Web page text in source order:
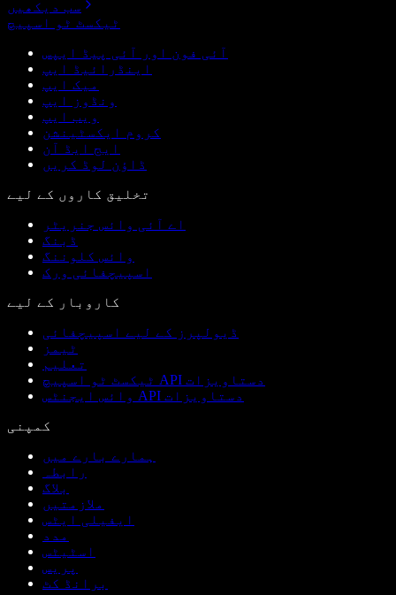
سب دیکھیں
ٹیکسٹ ٹو اسپیچ
آئی فون اور آئی پیڈ ایپس
اینڈرائیڈ ایپ
میک ایپ
ونڈوز ایپ
ویب ایپ
کروم ایکسٹینشن
ایج ایڈ آن
ڈاؤن لوڈ کریں
تخلیق کاروں کے لیے
اے آئی وائس جنریٹر
ڈبنگ
وائس کلوننگ
اسپیچفائی ورک
کاروبار کے لیے
ڈیولپرز کے لیے اسپیچفائی
ٹیمز
تعلیم
ٹیکسٹ ٹو اسپیچ API دستاویزات
وائس ایجنٹس API دستاویزات
کمپنی
ہمارے بارے میں
رابطہ
بلاگ
ملازمتیں
ایفیلی ایٹس
مدد
اسٹیٹس
پریس
برانڈ کٹ